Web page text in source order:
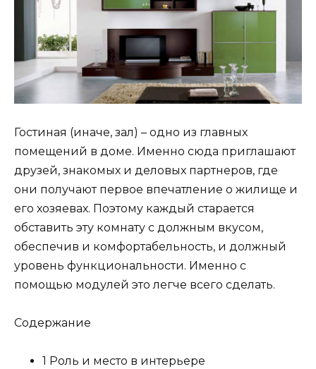
Гостиная (иначе, зал) – одно из главных
помещений в доме. Именно сюда приглашают
друзей, знакомых и деловых партнеров, где
они получают первое впечатление о жилище и
его хозяевах. Поэтому каждый старается
обставить эту комнату с должным вкусом,
обеспечив и комфортабельность, и должный
уровень функциональности. Именно с
помощью модулей это легче всего сделать.
Содержание
1 Роль и место в интерьере